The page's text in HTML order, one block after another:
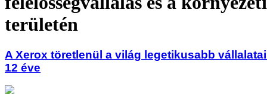
területén
A Xerox töretlenül a világ legetikusabb
12 éve